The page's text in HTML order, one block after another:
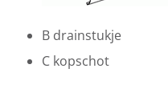
B drainstukje
C kopschot